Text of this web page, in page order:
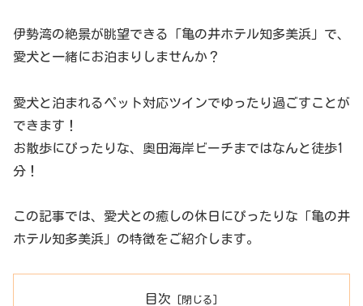
伊勢湾の絶景が眺望できる「亀の井ホテル知多美浜」で、
愛犬と一緒にお泊まりしませんか？
愛犬と泊まれるペット対応ツインでゆったり過ごすことが
できます！
お散歩にぴったりな、奥田海岸ビーチまではなんと徒歩1
分！
この記事では、愛犬との癒しの休日にぴったりな「亀の井
ホテル知多美浜」の特徴をご紹介します。
目次